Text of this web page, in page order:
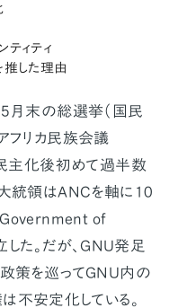
ティティ
推した理由
月末の総選挙（国民
フリカ民族会議
主化後初めて過半数
大統領はANCを軸に10
Government of
た。だが、GNU発足
政策を巡ってGNU内の
不安定化している。